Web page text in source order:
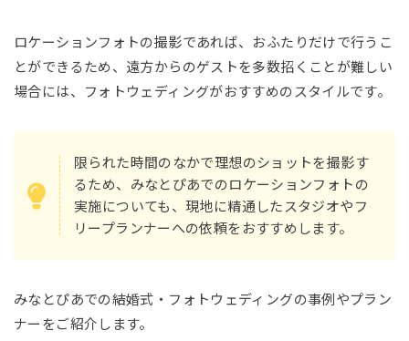
ロケーションフォトの撮影であれば、おふたりだけで行うこ
とができるため、遠方からのゲストを多数招くことが難しい
場合には、フォトウェディングがおすすめのスタイルです。
限られた時間のなかで理想のショットを撮影す
るため、みなとぴあでのロケーションフォトの
実施についても、現地に精通したスタジオやフ
リープランナーへの依頼をおすすめします。
みなとぴあでの結婚式・フォトウェディングの事例やプラン
ナーをご紹介します。